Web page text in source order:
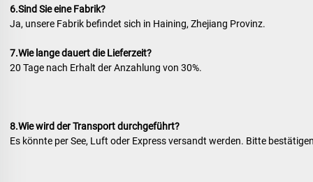
6.Sind Sie eine Fabrik?
Ja, unsere Fabrik befindet sich in Haining, Zhejiang Provinz.
7.Wie lange dauert die Lieferzeit?
20 Tage nach Erhalt der Anzahlung von 30%.
8.Wie wird der Transport durchgeführt?
Es könnte per See, Luft oder Express versandt werden. Bitte